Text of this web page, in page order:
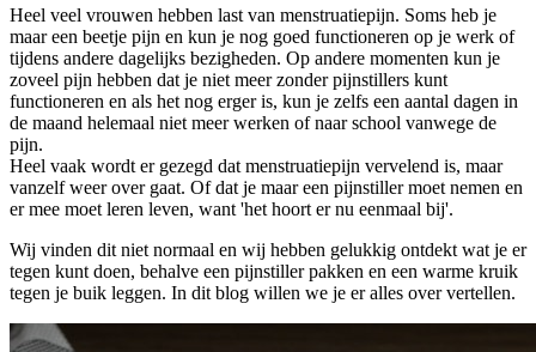
Heel veel vrouwen hebben last van menstruatiepijn. Soms heb je
maar een beetje pijn en kun je nog goed functioneren op je werk of
tijdens andere dagelijks bezigheden. Op andere momenten kun je
zoveel pijn hebben dat je niet meer zonder pijnstillers kunt
functioneren en als het nog erger is, kun je zelfs een aantal dagen in
de maand helemaal niet meer werken of naar school vanwege de
pijn.
Heel vaak wordt er gezegd dat menstruatiepijn vervelend is, maar
vanzelf weer over gaat. Of dat je maar een pijnstiller moet nemen en
er mee moet leren leven, want 'het hoort er nu eenmaal bij'.
Wij vinden dit niet normaal en wij hebben gelukkig ontdekt wat je er
tegen kunt doen, behalve een pijnstiller pakken en een warme kruik
tegen je buik leggen. In dit blog willen we je er alles over vertellen.